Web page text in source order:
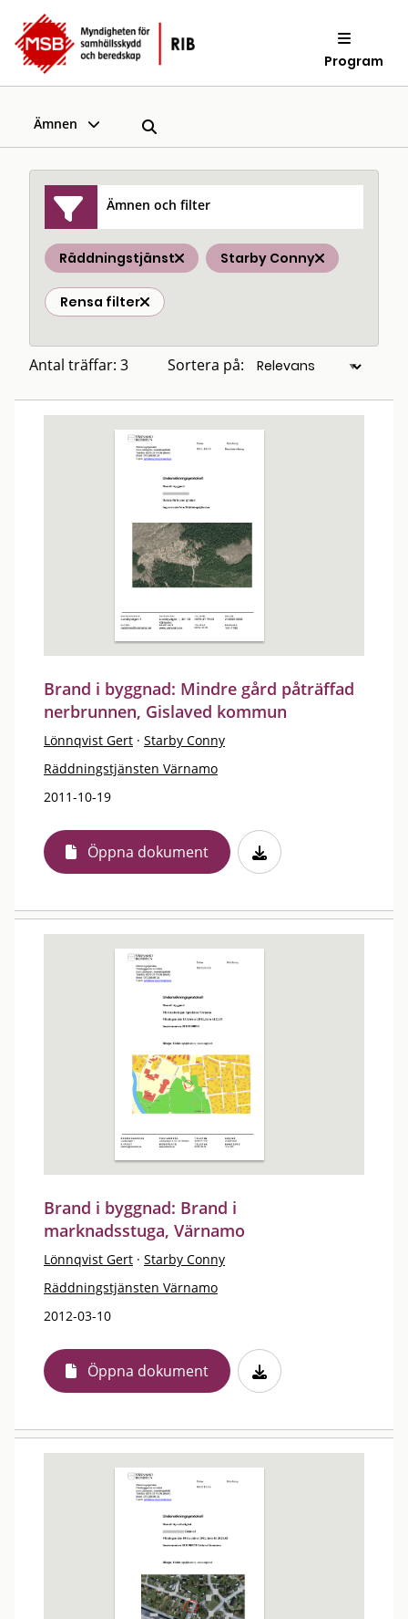
Program
Ämnen
Ämnen och filter
Räddningstjänst Starby Conny
Rensa filter
Antal träffar: 3 Sortera på:
Brand i byggnad: Mindre gård påträffad
nerbrunnen, Gislaved kommun
Lönnqvist Gert · Starby Conny
Räddningstjänsten Värnamo
2011-10-19
Öppna dokument
Brand i byggnad: Brand i
marknadsstuga, Värnamo
Lönnqvist Gert · Starby Conny
Räddningstjänsten Värnamo
2012-03-10
Öppna dokument